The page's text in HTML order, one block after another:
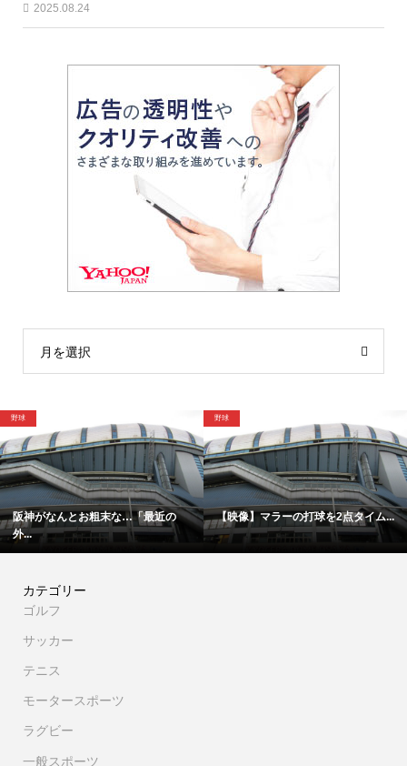
2025.08.24
月を選択
なんとお粗末な…「最近の 【映像】マラーの打球を2点タイム... 「僕
カテゴリー
ゴルフ
サッカー
テニス
モータースポーツ
ラグビー
一般スポーツ